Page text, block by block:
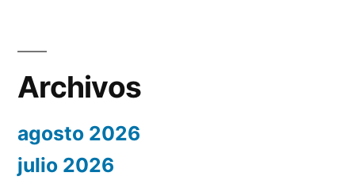
Archivos
agosto 2026
julio 2026